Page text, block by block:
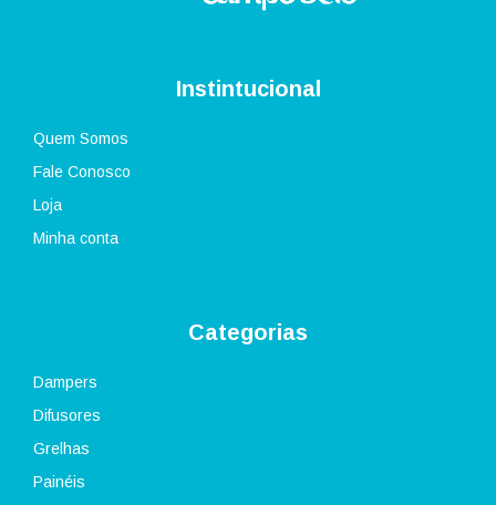
Instintucional
Quem Somos
Fale Conosco
Loja
Minha conta
Categorias
Dampers
Difusores
Grelhas
Painéis